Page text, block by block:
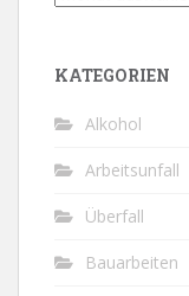
KATEGORIEN
Alkohol
Arbeitsunfall
Überfall
Bauarbeiten